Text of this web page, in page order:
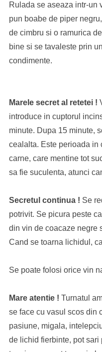
Rulada se aseaza intr-un
pun boabe de piper
de cimbru si o ramurica
bine si se tavaleste prin
condimente.
Marele secret al retetei !
introduce in cuptorul
minute. Dupa 15 minute,
cealalta. Este perioada in
carne, care mentine tot
sa fie suculenta, atunci
Secretul continua ! Se
potrivit. Se picura peste
din vin de coacaze negre
Cand se toarna lichidul,
Se poate folosi orice vin
Mare atentie ! Turnatul
se face cu vasul scos din
pasiune, migala,
de lichid fierbinte, pot sari